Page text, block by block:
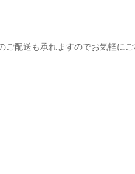
ご配送も承れますのでお気軽に